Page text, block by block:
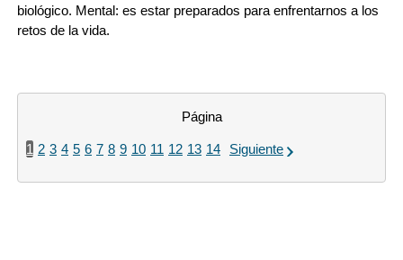
biológico. Mental: es estar preparados para enfrentarnos a los
retos de la vida.
Página
1 2 3 4 5 6 7 8 9 10 11 12 13 14 Siguiente